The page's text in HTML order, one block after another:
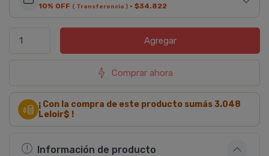
10% OFF ( Transferencia ) · $34.822
Agregar
Comprar ahora
¡ Con la compra de este producto sumás3.048
Leloir$ !
Información de producto